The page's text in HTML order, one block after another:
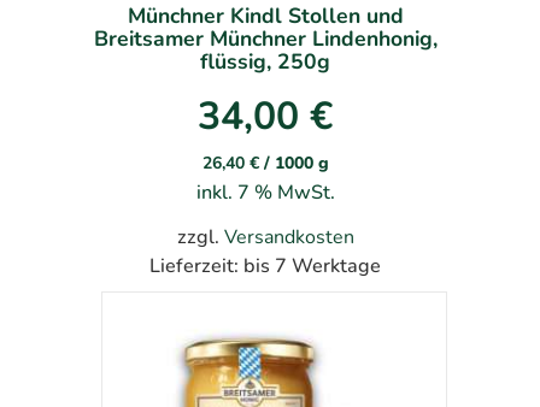
Münchner Kindl Stollen und
Breitsamer Münchner Lindenhonig,
flüssig, 250g
34,00€
26,40 €/ 1000 g
inkl. 7 % MwSt.
zzgl. Versandkosten
Lieferzeit: bis 7 Werktage